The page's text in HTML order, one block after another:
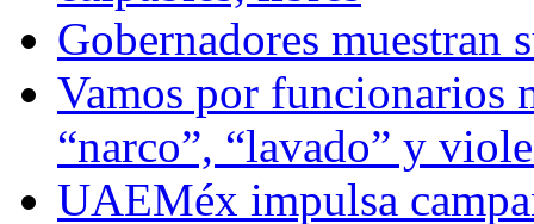
Gobernadores muestran
Vamos por funcionarios
“narco”, “lavado” y
UAEMéx impulsa